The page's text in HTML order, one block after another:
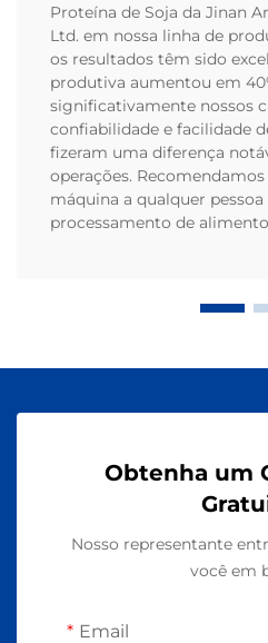
Proteína de Soja da Jinan
Ltd. em nossa linha de
os resultados têm sido
produtiva aumentou em
significativamente nossos
confiabilidade e facilidade
fizeram uma diferença
operações.
máquina a qualquer
processamento de
Obtenha um
Nosso representante
você em
Email